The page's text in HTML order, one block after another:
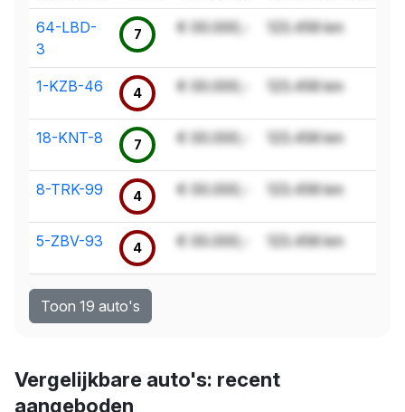
64-LBD-
3
7 € 00.000,- 123.456 km
1-KZB-46 4 € 00.000,- 123.456 km
18-KNT-8 7 € 00.000,- 123.456 km
8-TRK-99 4 € 00.000,- 123.456 km
5-ZBV-93 4 € 00.000,- 123.456 km
Toon 19 auto's
Vergelijkbare auto's: recent
aangeboden